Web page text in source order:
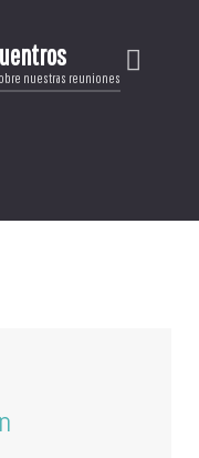
nuestras reuniones